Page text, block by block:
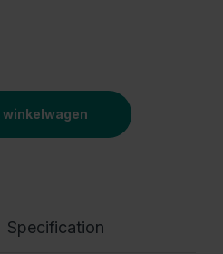
winkelwagen
Specification